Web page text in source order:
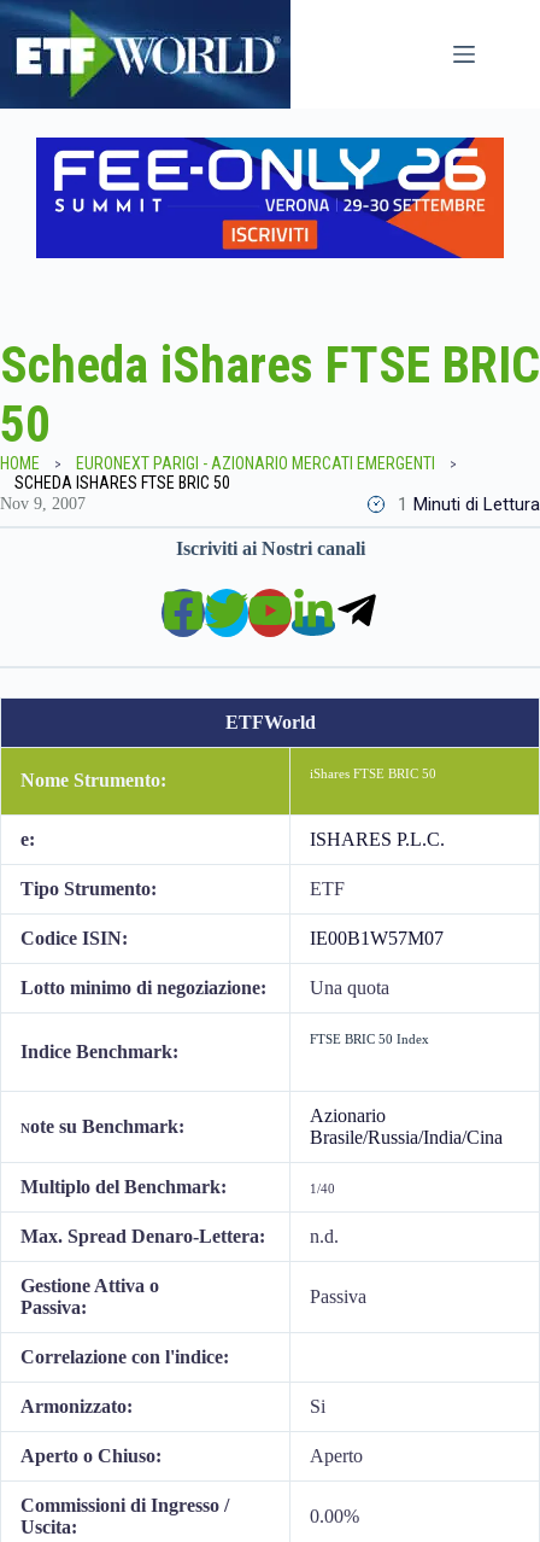
Salta
contenuto
Scheda iShares FTSE BRIC
50
HOME
EURONEXT PARIGI - AZIONARIO MERCATI EMERGENTI
SCHEDA ISHARES FTSE BRIC 50
Nov 9, 2007 1 Minuti di Lettura
Iscriviti ai Nostri canali
ETFWorld
Nome Strumento: iShares FTSE BRIC 50
e: ISHARES P.L.C.
Tipo Strumento: ETF
Codice ISIN: IE00B1W57M07
Lotto minimo di negoziazione: Una quota
Indice Benchmark:
FTSE BRIC 50 Index
Note su Benchmark:
Azionario
Brasile/Russia/India/Cina
Multiplo del Benchmark: 1/40
Max. Spread Denaro-Lettera: n.d.
Gestione Attiva o
Passiva:
Passiva
Correlazione con l'indice:
Armonizzato: Si
Aperto o Chiuso: Aperto
Commissioni di Ingresso /
Uscita:
0.00%